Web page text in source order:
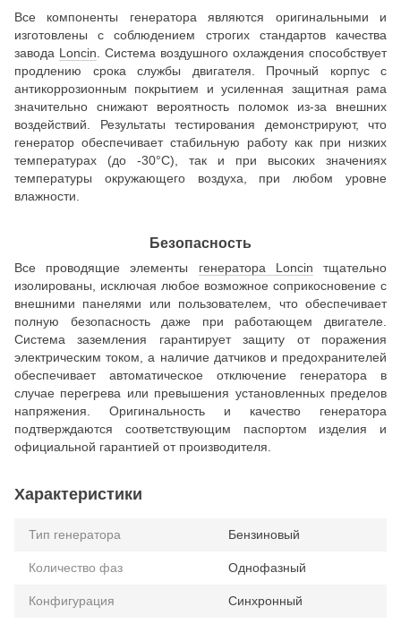
Все компоненты генератора являются оригинальными и
изготовлены с соблюдением строгих стандартов качества
завода Loncin . Система воздушного охлаждения способствует
продлению срока службы двигателя. Прочный корпус с
антикоррозионным покрытием и усиленная защитная рама
значительно снижают вероятность поломок из-за внешних
воздействий. Результаты тестирования демонстрируют, что
генератор обеспечивает стабильную работу как при низких
температурах (до -30°C), так и при высоких значениях
температуры окружающего воздуха, при любом уровне
влажности.
Безопасность
Все проводящие элементы генератора Loncin тщательно
изолированы, исключая любое возможное соприкосновение с
внешними панелями или пользователем, что обеспечивает
полную безопасность даже при работающем двигателе.
Система заземления гарантирует защиту от поражения
электрическим током, а наличие датчиков и предохранителей
обеспечивает автоматическое отключение генератора в
случае перегрева или превышения установленных пределов
напряжения. Оригинальность и качество генератора
подтверждаются соответствующим паспортом изделия и
официальной гарантией от производителя.
Характеристики
Тип генератора Бензиновый
Количество фаз Однофазный
Конфигурация Синхронный